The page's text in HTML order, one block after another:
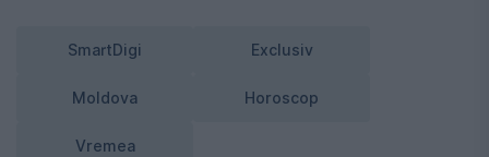
SmartDigi Exclusiv
Moldova Horoscop
Vremea